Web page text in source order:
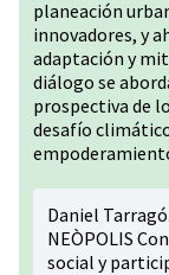
planeación
innovadores, y
adaptación y
diálogo se
prospectiva de
desafío
Daniel
NEÒPOLIS
social y